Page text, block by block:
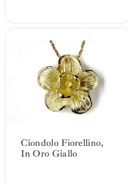
Ciondolo Fiorellino,
In Oro Giallo